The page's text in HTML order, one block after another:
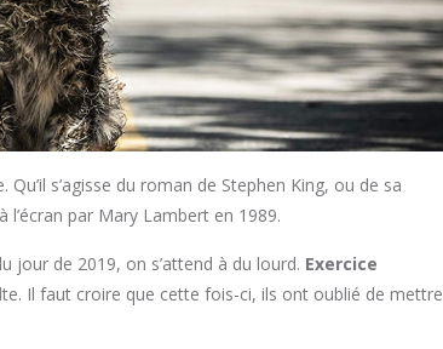
Qu’il s’agisse du roman de Stephen King, ou de sa
par Mary Lambert en 1989.
jour de 2019, on s’attend à du lourd. Exercice
Il faut croire que cette fois-ci, ils ont oublié de mettre